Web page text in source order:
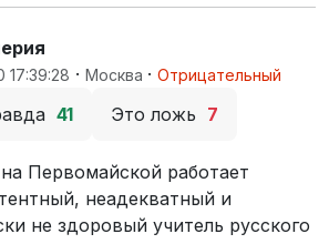
17:39:28 · Москва · Отрицательный
41 Это ложь 7
Первомайской работает
неадекватный и
не здоровый учитель русского